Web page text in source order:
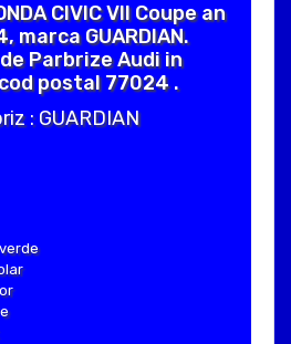
CIVIC VII Coupe an
GUARDIAN.
Parbrize Audi in
cod postal 77024 .
: GUARDIAN